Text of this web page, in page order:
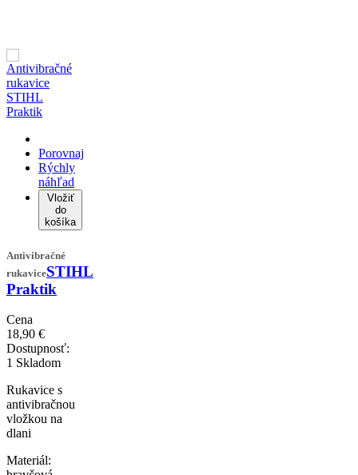
Porovnaj
Rýchly
náhľad
Vložiť
do
košíka
Antivibračné
rukaviceSTIHL
Praktik
Cena
18,90 €
Dostupnosť:
1 Skladom
Rukavice s
antivibračnou
vložkou na
dlani
Materiál: